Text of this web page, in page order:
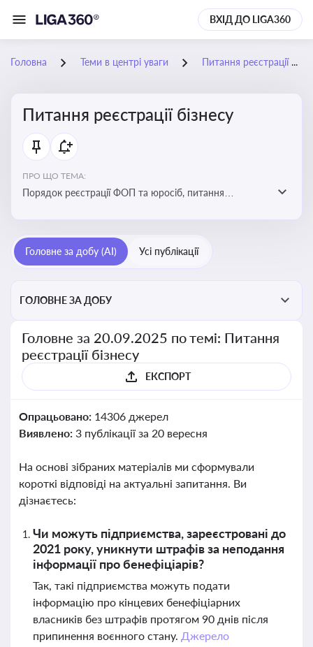
ВХІД ДО LIGA360
Головна Теми в центрі уваги Питання реєстрації бізнесу
Питання реєстрації бізнесу
ПРО ЩО ТЕМА:
Порядок реєстрації ФОП та юросіб, питання
підприємництва
Головне за добу (AI) Усі публікації
ГОЛОВНЕ ЗА ДОБУ
Головне за 20.09.2025 по темі: Питання
реєстрації бізнесу
ЕКСПОРТ
Опрацьовано: 14306 джерел
Виявлено: 3 публікації за 20 вересня
На основі зібраних матеріалів ми сформували
короткі відповіді на актуальні запитання. Ви
дізнаєтесь:
Чи можуть підприємства, зареєстровані до
2021 року, уникнути штрафів за неподання
інформації про бенефіціарів?
Так, такі підприємства можуть подати
інформацію про кінцевих бенефіціарних
власників без штрафів протягом 90 днів після
припинення воєнного стану. Джерело